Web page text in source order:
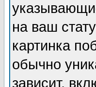
на ваш
картинка
обычно
зависит,